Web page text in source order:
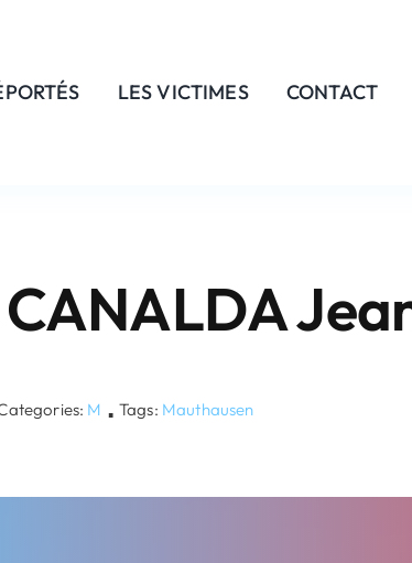
LES VICTIMES CONTACT
M ▪ Tags: Mauthausen